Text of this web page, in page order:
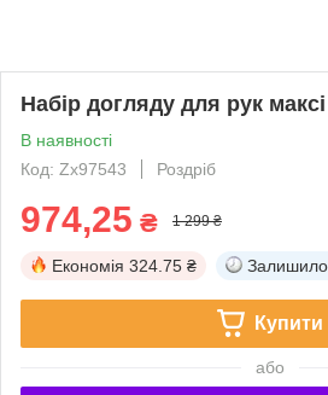
Набір догляду для рук
В наявності
Код: Zx97543
Роздріб
974,25 ₴ 1 299 ₴
Економія 324.75 ₴
Купити
або